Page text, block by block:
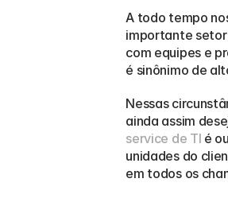
A todo tempo
importante
com equipes e
é sinônimo de
Nessas
ainda assim
service de TI é
unidades do
em todos os